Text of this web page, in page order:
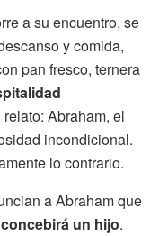
a su encuentro, se
y comida,
pan fresco, ternera
Abraham, el
incondicional.
lo contrario.
a Abraham que
un hijo.